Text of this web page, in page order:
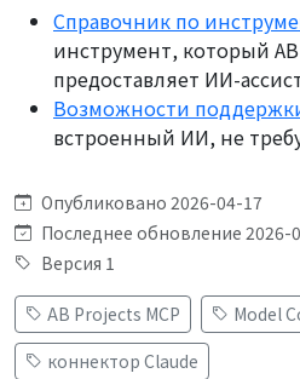
Справочник по
инструмент, который
предоставляет ИИ-
Возможности
встроенный ИИ, не
Опубликовано 2026-04-17
Последнее обновление 2026-
Версия 1
AB Projects MCP
Model
коннектор Claude